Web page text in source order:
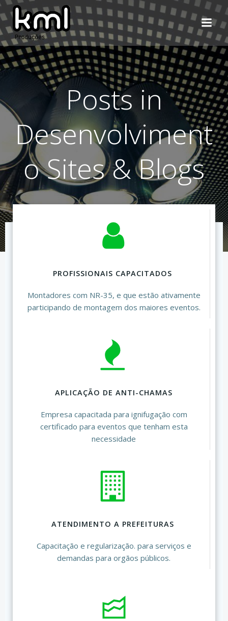
Pular
para
o
conteúdo
Posts in
Desenvolviment
o Sites & Blogs
PROFISSIONAIS CAPACITADOS
Montadores com NR-35, e que estão ativamente
participando de montagem dos maiores eventos.
APLICAÇÃO DE ANTI-CHAMAS
Empresa capacitada para ignifugação com
certificado para eventos que tenham esta
necessidade
ATENDIMENTO A PREFEITURAS
Capacitação e regularização. para serviços e
demandas para orgãos públicos.